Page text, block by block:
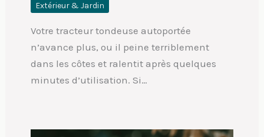
Extérieur & Jardin
Votre tracteur tondeuse autoportée
n’avance plus, ou il peine terriblement
dans les côtes et ralentit après quelques
minutes d’utilisation. Si…